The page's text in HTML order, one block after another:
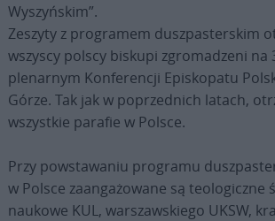
Wyszyńskim”.
Zeszyty z programem duszpasterskim
wszyscy polscy biskupi zgromadzeni na
plenarnym Konferencji Episkopatu
Górze. Tak jak w poprzednich latach,
wszystkie parafie w Polsce.
Przy powstawaniu programu
w Polsce zaangażowane są teologiczne
naukowe KUL, warszawskiego UKSW,